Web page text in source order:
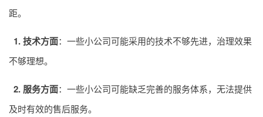
距。
1. 技术方面：一些小公司可能采用的技术不够先进，治理效果
不够理想。
2. 服务方面：一些小公司可能缺乏完善的服务体系，无法提供
及时有效的售后服务。